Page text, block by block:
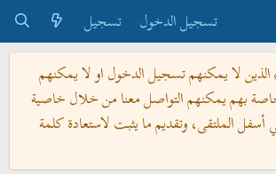
تسجيل الدخول
تسجيل
الذين لا يمكنهم تسجيل الدخول او لا يمكنهم
بهم يمكنهم التواصل معنا من خلال خاصية
أسفل الملتقى، وتقديم ما يثبت لاستعادة كلمة